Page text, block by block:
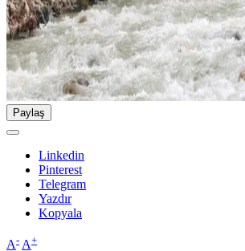
Paylaş
Linkedin
Pinterest
Telegram
Yazdır
Kopyala
A- A+